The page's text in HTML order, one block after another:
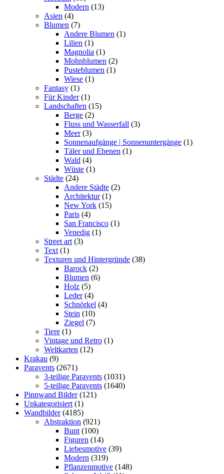
Modern (13)
Asien (4)
Blumen (7)
Andere Blumen (1)
Lilien (1)
Magnolia (1)
Mohnblumen (2)
Pusteblumen (1)
Wiese (1)
Fantasy (1)
Für Kinder (1)
Landschaften (15)
Berge (2)
Fluss und Wasserfall (3)
Meer (3)
Sonnenaufgänge | Sonnenuntergänge (1)
Täler und Ebenen (1)
Wald (4)
Wüste (1)
Städte (24)
Andere Städte (2)
Architektur (1)
New York (15)
Paris (4)
San Francisco (1)
Venedig (1)
Street art (3)
Text (1)
Texturen und Hintergründe (38)
Barock (2)
Blumen (6)
Holz (5)
Leder (4)
Schnörkel (4)
Stein (10)
Ziegel (7)
Tiere (1)
Vintage und Retro (1)
Weltkarten (12)
Krakau (9)
Paravents (2671)
3-teilige Paravents (1031)
5-teilige Paravents (1640)
Pinnwand Bilder (121)
Unkategorisiert (1)
Wandbilder (4185)
Abstraktion (921)
Bunt (100)
Figuren (14)
Liebesmotive (39)
Modern (319)
Pflanzenmotive (148)